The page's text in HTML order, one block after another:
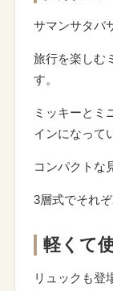
サマンサタバ
旅行を楽しむ
す。
ミッキーとミ
インになって
コンパクトな
3層式でそれ
軽くて
リュックも登